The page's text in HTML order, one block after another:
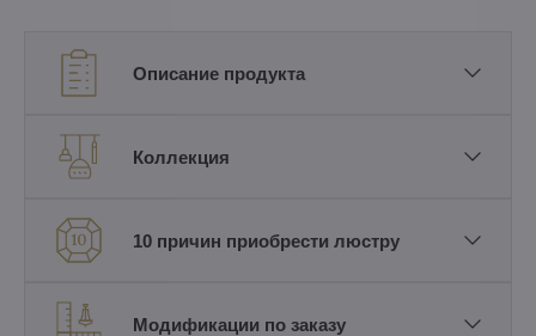
Описание продукта
Коллекция
10 причин приобрести люстру
Модификации по заказу